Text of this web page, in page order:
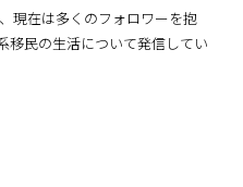
現在は多くのフォロワーを抱
移民の生活について発信してい